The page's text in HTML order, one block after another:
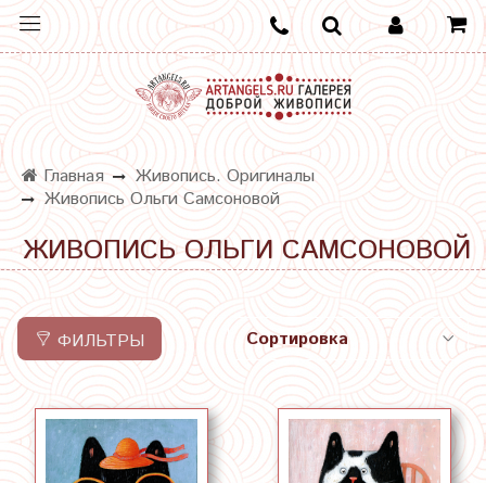
Главная
Живопись. Оригиналы
Живопись Ольги Самсоновой
ЖИВОПИСЬ ОЛЬГИ САМСОНОВОЙ
ФИЛЬТРЫ